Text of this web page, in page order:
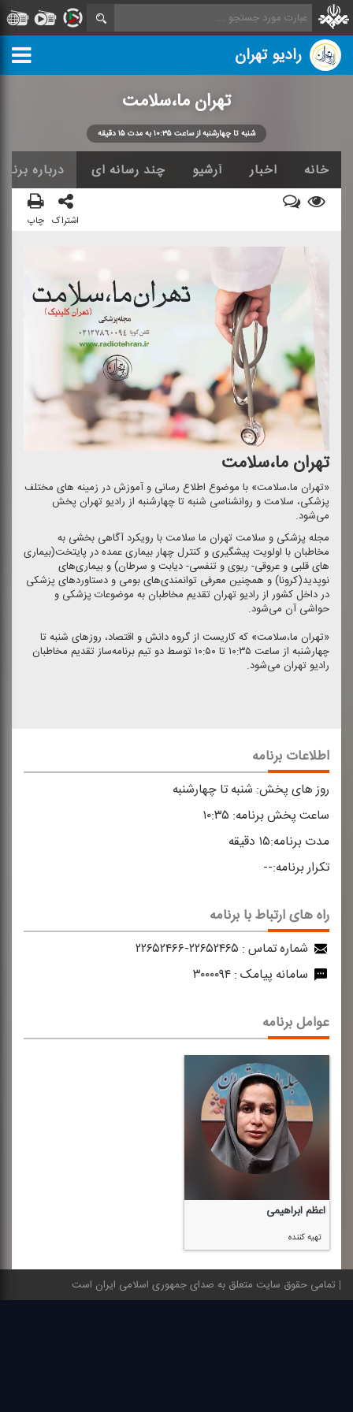
رادیو تهران
تهران ما،سلامت
شنبه تا چهارشنبه از ساعت ۱۰:۳۵ به مدت ۱۵ دقیقه
خانه اخبار آرشیو چند رسانه ای درباره
اشتراک چاپ
تهران ما،سلامت
«تهران ما،سلامت» با موضوع اطلاع رسانی و آموزش در زمینه های مختلف
پزشكی، سلامت و روانشناسی شنبه تا چهارشنبه از رادیو تهران پخش
می‌شود.
مجله پزشكی و سلامت تهران ما سلامت با رویكرد آگاهی بخشی به
مخاطبان با اولویت پیشگیری و كنترل چهار بیماری عمده در پایتخت(بیماری
های قلبی و عروقی- ریوی و تنفسی- دیابت و سرطان) و بیماری‌های
نوپدید(كرونا) و همچنین معرفی توانمندی‌های بومی و دستاوردهای پزشكی
در داخل كشور از رادیو تهران تقدیم مخاطبان به موضوعات پزشكی و
حواشی آن می‌شود.
«تهران ما،سلامت» كه كاریست از گروه دانش و اقتصاد، روزهای شنبه تا
چهارشنبه از ساعت ۱۰:۳۵ تا ۱۰:۵۰ توسط دو تیم برنامه‌ساز تقدیم مخاطبان
رادیو تهران می‌شود.
اطلاعات برنامه
روز های پخش: شنبه تا چهارشنبه
ساعت پخش برنامه:
مدت برنامه:۱۵ دقیقه
تکرار برنامه:--
راه های ارتباط با برنامه
شماره تماس : ۲۲۶۵۲۴۶۵-۲۲۶۵۲۴۶۶
سامانه پیامک :۳۰۰۰۰۹۴
عوامل برنامه
اعظم ابراهیمی
تهیه كننده
تمامی حقوق سایت متعلق به صدای جمهوری اسلامی ایران است